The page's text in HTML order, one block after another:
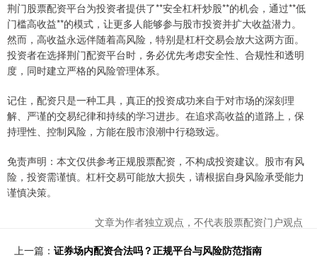
荆门股票配资平台为投资者提供了**安全杠杆炒股**的机会，通过**低
门槛高收益**的模式，让更多人能够参与股市投资并扩大收益潜力。
然而，高收益永远伴随着高风险，特别是杠杆交易会放大这两方面。
投资者在选择荆门配资平台时，务必优先考虑安全性、合规性和透明
度，同时建立严格的风险管理体系。
记住，配资只是一种工具，真正的投资成功来自于对市场的深刻理
解、严谨的交易纪律和持续的学习进步。在追求高收益的道路上，保
持理性、控制风险，方能在股市浪潮中行稳致远。
免责声明：本文仅供参考正规股票配资，不构成投资建议。股市有风
险，投资需谨慎。杠杆交易可能放大损失，请根据自身风险承受能力
谨慎决策。
文章为作者独立观点，不代表股票配资门户观点
上一篇： 证券场内配资合法吗？正规平台与风险防范指南